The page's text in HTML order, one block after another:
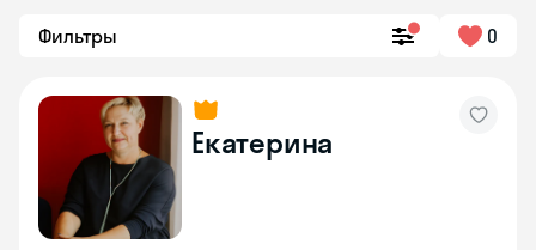
Фильтры 0
Екатерина